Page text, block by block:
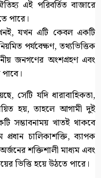
এই পরিবর্তিত বাজারে
পারে।
যখন এটি কেবল একটি
পর্যবেক্ষণ, তথ্যভিত্তিক
জনগণের অংশগ্রহণ এবং
সেটি যদি ধারাবাহিকতা,
হয়, তাহলে আগামী দুই
সম্ভাবনাময় খাতই থাকবে
চালিকাশক্তি, ব্যাপক
শক্তিশালী মাধ্যম এবং
ভিত্তি হয়ে উঠতে পারে।